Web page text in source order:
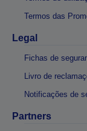
Termos das
Legal
Fichas de
Livro de
Notificações de
Partners